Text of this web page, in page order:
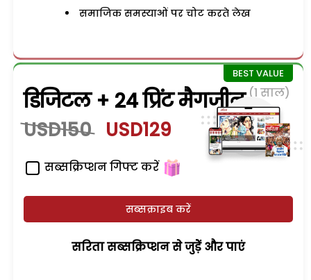
समाजिक समस्याओं पर चोट करते लेख
डिजिटल + 24 प्रिंट मैगजीन (1 साल)
USD150 USD129
सब्सक्रिप्शन गिफ्ट करें
सब्सक्राइब करें
सरिता सब्सक्रिप्शन से जुड़ेें और पाएं